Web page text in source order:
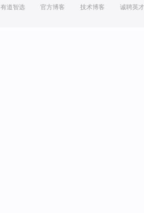
有道智选 官方博客 技术博客 诚聘英才